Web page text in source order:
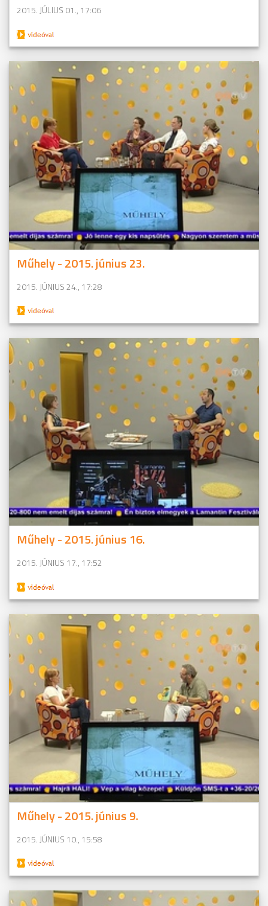
2015. JÚLIUS 01., 17:06
Műhely - 2015. június 23.
2015. JÚNIUS 24., 17:28
Műhely - 2015. június 16.
2015. JÚNIUS 17., 17:52
Műhely - 2015. június 9.
2015. JÚNIUS 10., 15:58